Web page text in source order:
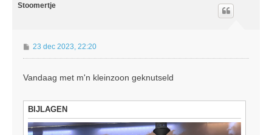
Stoomertje
B
e
i
h
t
23 dec 2023, 22:20
Vandaag met m'n kleinzoon geknutseld
BIJLAGEN